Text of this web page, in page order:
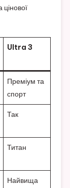
цінової
Ultra 3
Преміум та
спорт
Так
Титан
Найвища